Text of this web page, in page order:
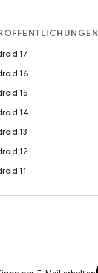
17
16
15
14
13
12
11